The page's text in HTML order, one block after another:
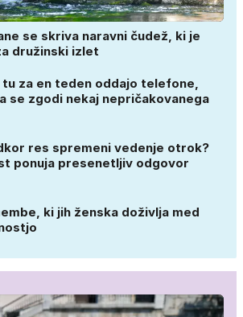
se skriva naravni čudež, ki je
družinski izlet
za en teden oddajo telefone,
se zgodi nekaj nepričakovanega
res spremeni vedenje otrok?
ponuja presenetljiv odgovor
ki jih ženska doživlja med